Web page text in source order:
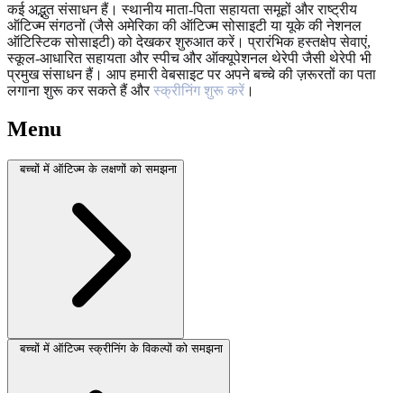
कई अद्भुत संसाधन हैं। स्थानीय माता-पिता सहायता समूहों और राष्ट्रीय
ऑटिज्म संगठनों (जैसे अमेरिका की ऑटिज्म सोसाइटी या यूके की नेशनल
ऑटिस्टिक सोसाइटी) को देखकर शुरुआत करें। प्रारंभिक हस्तक्षेप सेवाएं,
स्कूल-आधारित सहायता और स्पीच और ऑक्यूपेशनल थेरेपी जैसी थेरेपी भी
प्रमुख संसाधन हैं। आप हमारी वेबसाइट पर अपने बच्चे की ज़रूरतों का पता
लगाना शुरू कर सकते हैं औरस्क्रीनिंग शुरू करें ।
Menu
बच्चों में ऑटिज्म के लक्षणों को समझना
बच्चों में ऑटिज्म स्क्रीनिंग के विकल्पों को समझना